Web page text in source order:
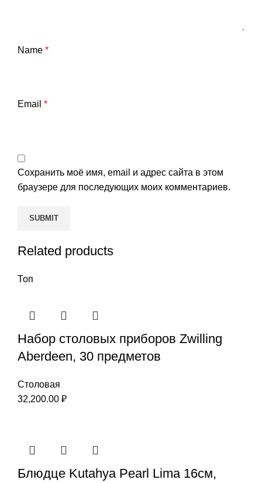
Name *
Email *
Сохранить моё имя, email и адрес сайта в этом
браузере для последующих моих комментариев.
Related products
Топ
Набор столовых приборов Zwilling
Aberdeen, 30 предметов
Столовая
32,200.00 ₽
Блюдце Kutahya Pearl Lima 16см,